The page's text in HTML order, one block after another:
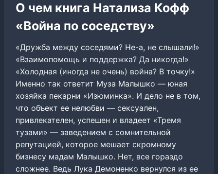
О чем книга Натализа Кофф
«Война по соседству»
«Дружба между соседями? Не-а, не слышали!»
«Взаимопомощь и поддержка? Да никогда!»
«Холодная (иногда не очень) война? В точку!»
Именно так ответит Муза Малышко — юная
хозяйка пекарни «Изюминка». И дело не в том,
что объект ее нелюбви — сексуален,
привлекателен, успешен и владеет «Тремя
тузами» — заведением с сомнительной
репутацией, которое мешает скромному
бизнесу мадам Малышко. Нет, все гораздо
сложнее. Ведь Лука Демоненко вернулся из ее